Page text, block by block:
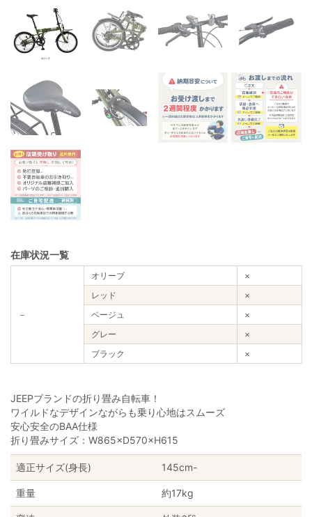
在庫状況一覧
－
オリーブ
×
レッド
×
ベージュ
×
グレー
×
ブラック
×
JEEPブランドの折り畳み自転車！
ワイルドなデザインながらも乗り心地はスムーズ
安心安全のBAA仕様
折り畳みサイズ：W865×D570×H615
適正サイズ(身長) 145cm-
重量 約17kg